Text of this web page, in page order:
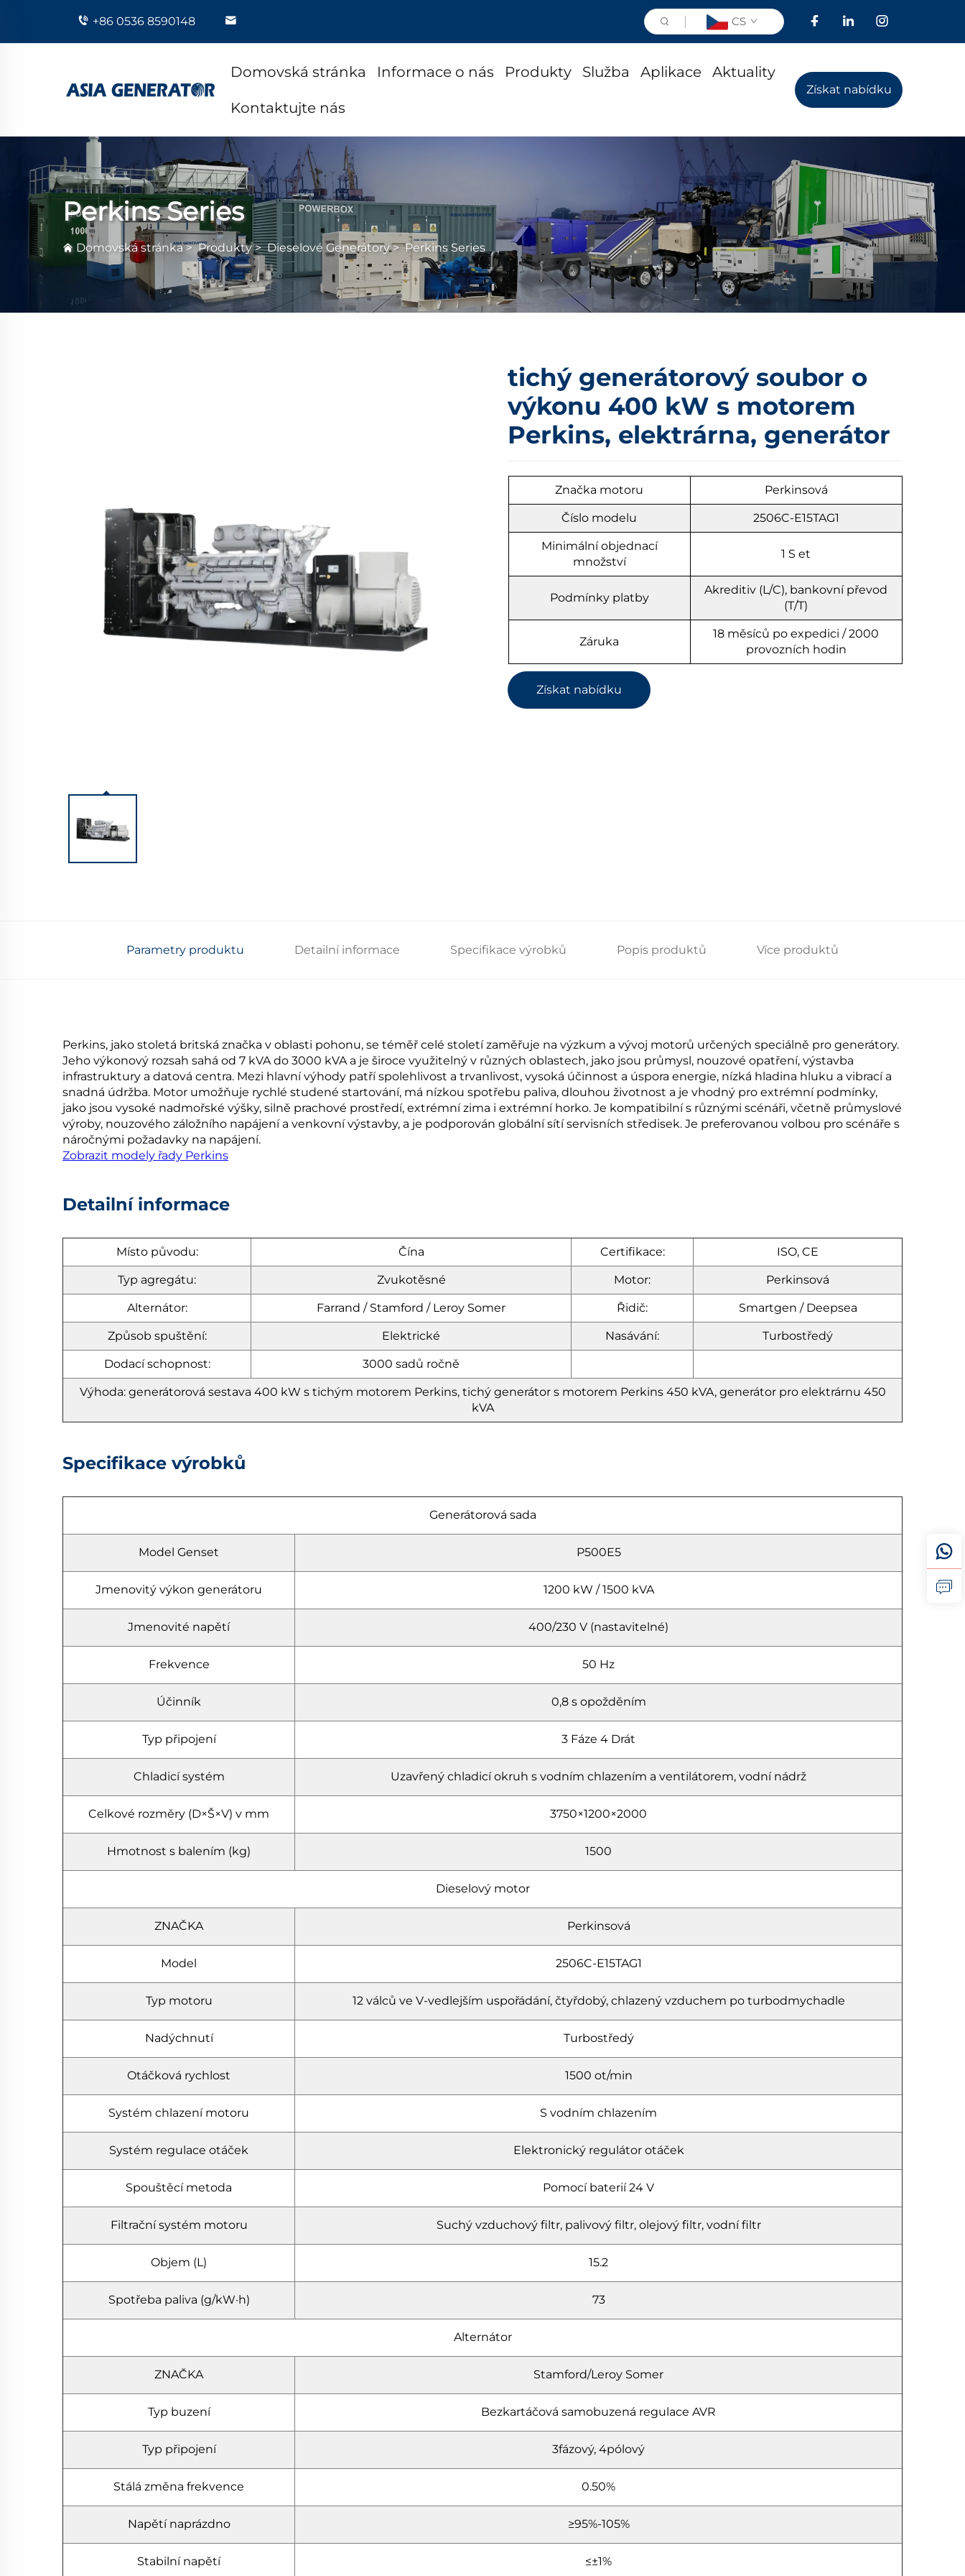
+86 0536 8590148 CS
Domovská stránka Informace o nás Produkty Služba Aplikace Aktuality
Kontaktujte nás
Získat nabídku
Perkins Series
Domovská stránka>Produkty>Dieselové Generátory>Perkins Series
tichý generátorový soubor o
výkonu 400 kW s motorem
Perkins, elektrárna, generátor
Značka motoru Perkinsová
Číslo modelu 2506C-E15TAG1
Minimální objednací
množství
1 Set
Podmínky platby
Akreditiv (L/C), bankovní převod
(T/T)
Záruka
18 měsíců po expedici / 2000
provozních hodin
Získat nabídku
Parametry produktu Detailní informace Specifikace výrobků Popis produktů Více produktů
Perkins, jako stoletá britská značka v oblasti pohonu, se téměř celé století zaměřuje na výzkum a vývoj motorů určených speciálně pro generátory.
Jeho výkonový rozsah sahá od 7 kVA do 3000 kVA a je široce využitelný v různých oblastech, jako jsou průmysl, nouzové opatření, výstavba
infrastruktury a datová centra. Mezi hlavní výhody patří spolehlivost a trvanlivost, vysoká účinnost a úspora energie, nízká hladina hluku a vibrací a
snadná údržba. Motor umožňuje rychlé studené startování, má nízkou spotřebu paliva, dlouhou životnost a je vhodný pro extrémní podmínky,
jako jsou vysoké nadmořské výšky, silně prachové prostředí, extrémní zima i extrémní horko. Je kompatibilní s různými scénáři, včetně průmyslové
výroby, nouzového záložního napájení a venkovní výstavby, a je podporován globální sítí servisních středisek. Je preferovanou volbou pro scénáře s
náročnými požadavky na napájení.
Zobrazit modely řady Perkins
Detailní informace
Místo původu: Čína Certifikace: ISO, CE
Typ agregátu: Zvukotěsné Motor: Perkinsová
Alternátor: Farrand / Stamford / Leroy Somer Řidič: Smartgen / Deepsea
Způsob spuštění: Elektrické Nasávání: Turbostředý
Dodací schopnost: 3000 sadů ročně
Výhoda: generátorová sestava 400 kW s tichým motorem Perkins, tichý generátor s motorem Perkins 450 kVA, generátor pro elektrárnu 450
kVA
Specifikace výrobků
Generátorová sada
Model Genset P500E5
Jmenovitý výkon generátoru 1200 kW / 1500 kVA
Jmenovité napětí 400/230 V (nastavitelné)
Frekvence 50 Hz
Účinník 0,8 s opožděním
Typ připojení 3 Fáze 4 Drát
Chladicí systém Uzavřený chladicí okruh s vodním chlazením a ventilátorem, vodní nádrž
Celkové rozměry (D×Š×V) v mm 3750×1200×2000
Hmotnost s balením (kg) 1500
Dieselový motor
ZNAČKA Perkinsová
Model 2506C-E15TAG1
Typ motoru 12 válců ve V-vedlejším uspořádání, čtyřdobý, chlazený vzduchem po turbodmychadle
Nadýchnutí Turbostředý
Otáčková rychlost 1500 ot/min
Systém chlazení motoru S vodním chlazením
Systém regulace otáček Elektronický regulátor otáček
Spouštěcí metoda Pomocí baterií 24 V
Filtrační systém motoru Suchý vzduchový filtr, palivový filtr, olejový filtr, vodní filtr
Objem (L) 15.2
Spotřeba paliva (g/kW·h) 73
Alternátor
ZNAČKA Stamford/Leroy Somer
Typ buzení Bezkartáčová samobuzená regulace AVR
Typ připojení 3fázový, 4pólový
Stálá změna frekvence 0.50%
Napětí naprázdno ≥95%-105%
Stabilní napětí ≤±1%